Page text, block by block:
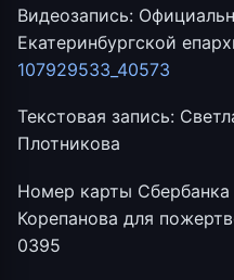
Видеозапись:
Екатеринбургской
107929533_40573
Текстовая запись:
Плотникова
Номер карты Сбербанка
Корепанова для
0395